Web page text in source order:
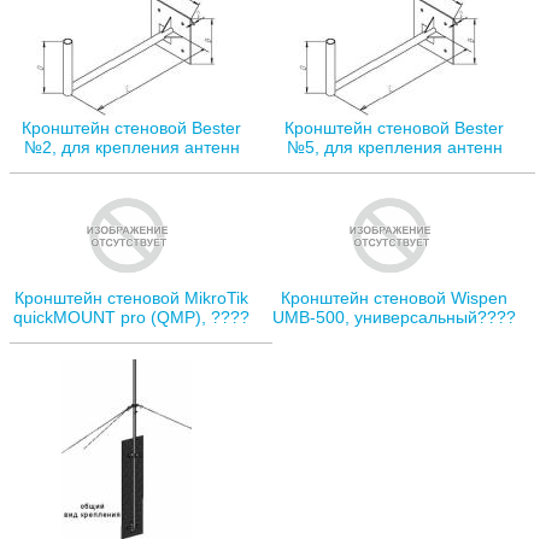
Кронштейн стеновой Bester
№2, для крепления антенн
Кронштейн стеновой Bester
№5, для крепления антенн
Кронштейн стеновой MikroTik
quickMOUNT pro (QMP), ????
Кронштейн стеновой Wispen
UMB-500, универсальный????